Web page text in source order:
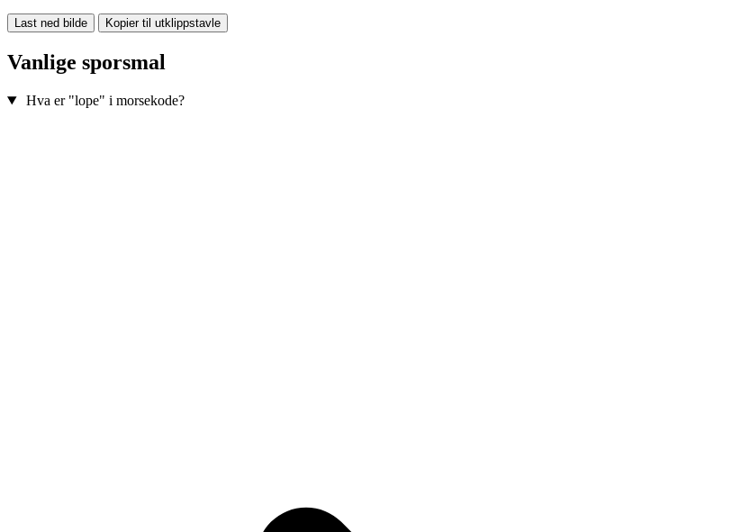
Last ned bilde Kopier til utklippstavle
Vanlige sporsmal
Hva er "lope" i morsekode?